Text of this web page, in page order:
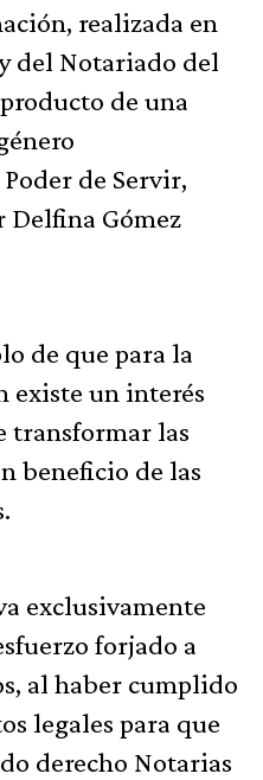
realizada en
del Notariado del
de una
de Servir,
Gómez
de que para la
existe un interés
transformar las
beneficio de las
exclusivamente
forjado a
al haber cumplido
legales para que
derecho Notarias